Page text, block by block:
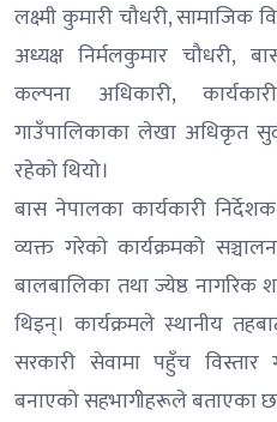
लक्ष्मी कुमारी चौधरी,
अध्यक्ष निर्मलकुमार चौधरी,
कल्पना अधिकारी,
गाउँपालिकाका लेखा अधिकृत
रहेको थियो।
बास नेपालका कार्यकारी
व्यक्त गरेको कार्यक्रमको
बालबालिका तथा ज्येष्ठ
थिइन्। कार्यक्रमले स्थानीय
सरकारी सेवामा पहुँच विस्तार
बनाएको सहभागीहरूले बताएका